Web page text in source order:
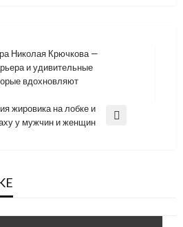
Николая Крючкова —
и удивительные
вдохновляют
жировика на лобке и
у мужчин и женщин